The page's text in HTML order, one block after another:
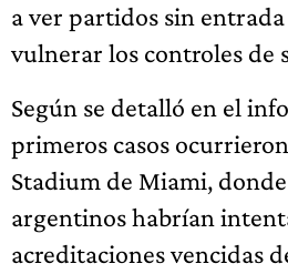
a ver partidos sin
vulnerar los controles de
Según se detalló en el
primeros casos
Stadium de Miami,
argentinos habrían
acreditaciones vencidas